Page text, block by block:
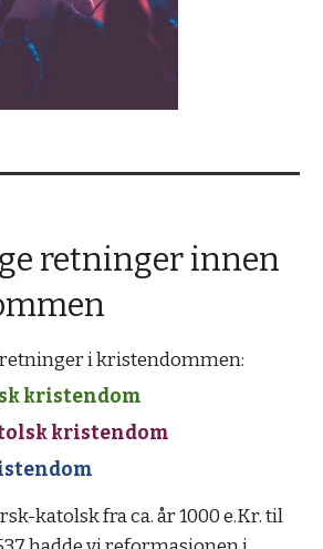
retninger innen
i kristendommen:
kristendom
kristendom
katolsk fra ca. år 1000 e.Kr. til